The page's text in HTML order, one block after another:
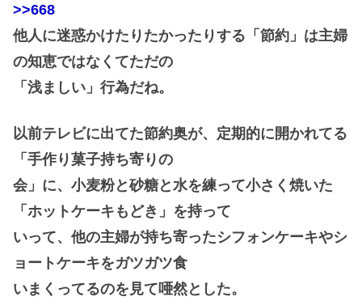
>>668
他人に迷惑かけたりたかったりする「節約」は主婦
の知恵ではなくてただの
「浅ましい」行為だね。
以前テレビに出てた節約奥が、定期的に開かれてる
「手作り菓子持ち寄りの
会」に、小麦粉と砂糖と水を練って小さく焼いた
「ホットケーキもどき」を持って
いって、他の主婦が持ち寄ったシフォンケーキやシ
ョートケーキをガツガツ食
いまくってるのを見て唖然とした。